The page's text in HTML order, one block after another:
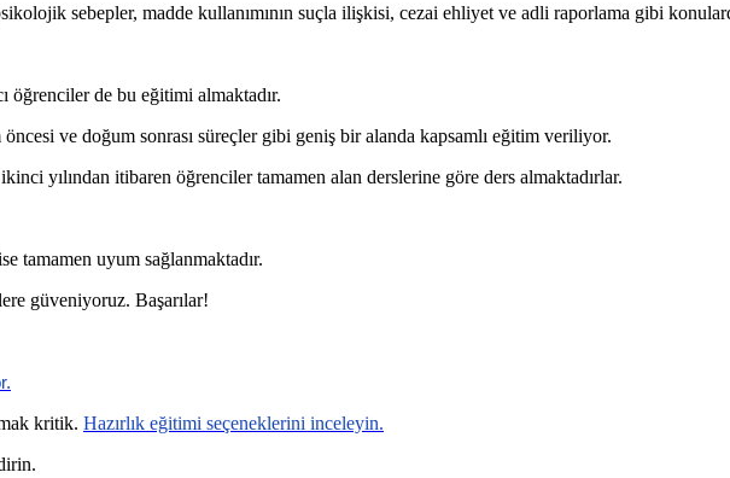
sebepler, madde kullanımının suçla ilişkisi, cezai ehliyet ve adli raporlama gibi
öğrenciler de bu eğitimi almaktadır.
öncesi ve doğum sonrası süreçler gibi geniş bir alanda kapsamlı eğitim veriliyor.
yılından itibaren öğrenciler tamamen alan derslerine göre ders almaktadırlar.
tamamen uyum sağlanmaktadır.
güveniyoruz. Başarılar!
kritik. Hazırlık eğitimi seçeneklerini inceleyin.